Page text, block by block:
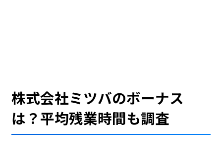
株式会社ミツバのボーナス
は？平均残業時間も調査